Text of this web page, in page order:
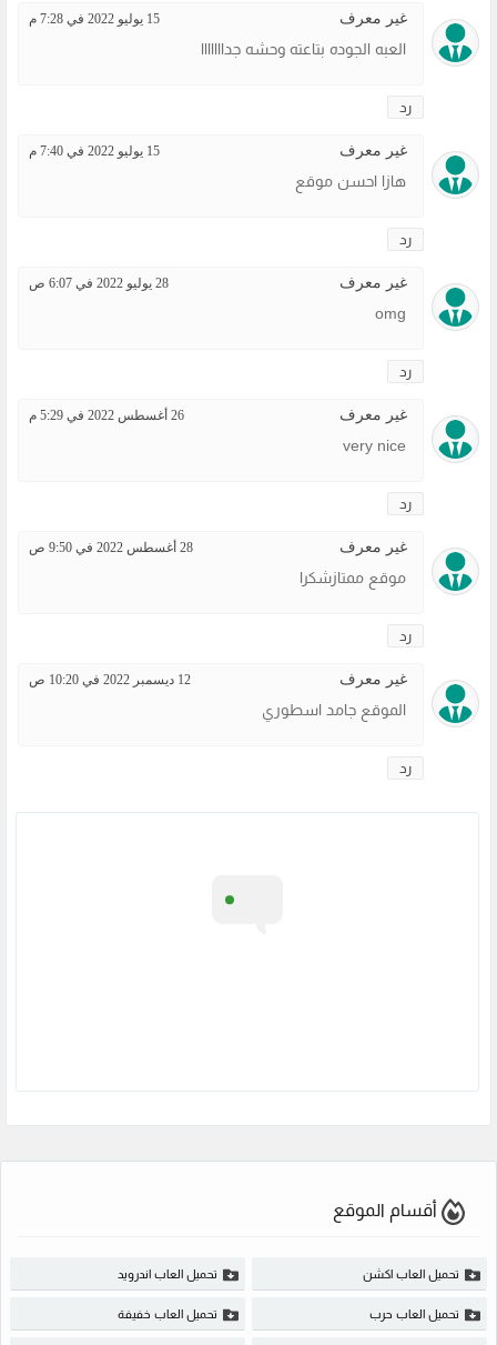
غير معرف 15 يوليو 2022 في 7:28 م
العبه الجوده بتاعته وحشه جدااااااا
رد
غير معرف 15 يوليو 2022 في 7:40 م
هازا احسن موقع
رد
غير معرف 28 يوليو 2022 في 6:07 ص
omg
رد
غير معرف 26 أغسطس 2022 في 5:29 م
very nice
رد
غير معرف 28 أغسطس 2022 في 9:50 ص
موقع ممتازشكرا
رد
غير معرف 12 ديسمبر 2022 في 10:20 ص
الموقع جامد اسطوري
رد
أقسام الموقع
تحميل العاب اكشن تحميل العاب اندرويد
تحميل العاب حرب تحميل العاب خفيفة